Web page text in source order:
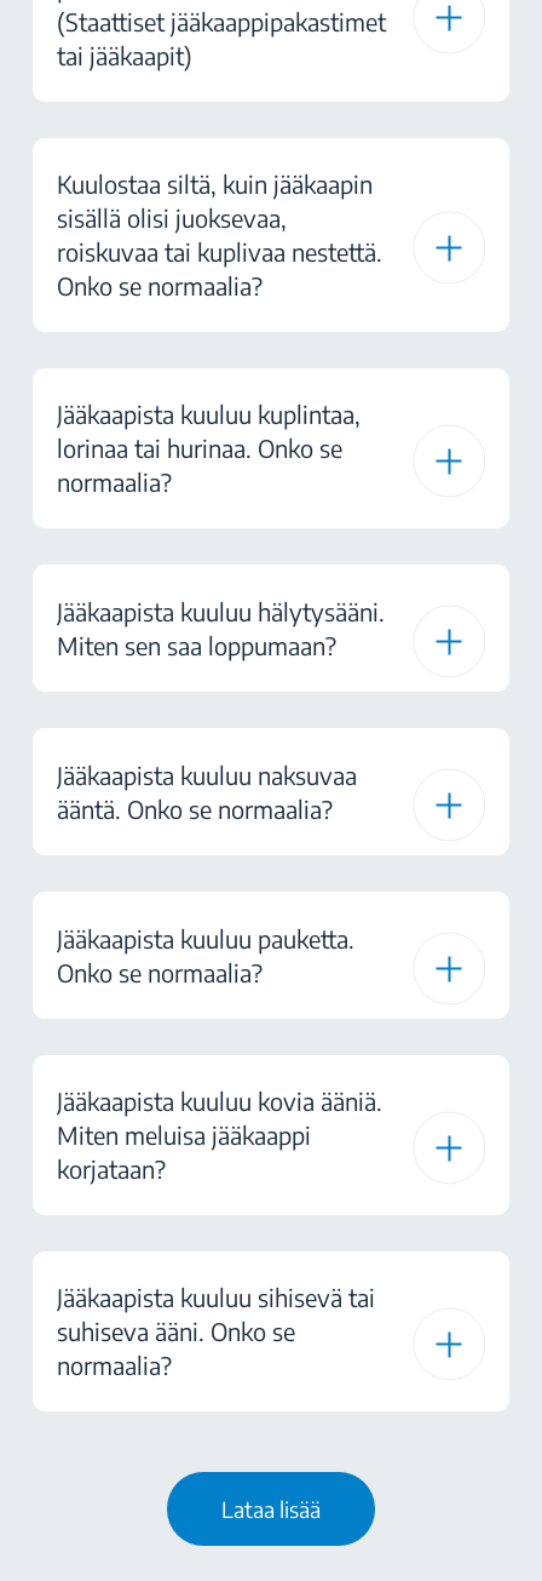
(Staattiset jääkaappipakastimet
tai jääkaapit)
Kuulostaa siltä, kuin jääkaapin
sisällä olisi juoksevaa,
roiskuvaa tai kuplivaa nestettä.
Onko se normaalia?
Jääkaapista kuuluu kuplintaa,
lorinaa tai hurinaa. Onko se
normaalia?
Jääkaapista kuuluu hälytysääni.
Miten sen saa loppumaan?
Jääkaapista kuuluu naksuvaa
ääntä. Onko se normaalia?
Jääkaapista kuuluu pauketta.
Onko se normaalia?
Jääkaapista kuuluu kovia ääniä.
Miten meluisa jääkaappi
korjataan?
Jääkaapista kuuluu sihisevä tai
suhiseva ääni. Onko se
normaalia?
Lataa lisää